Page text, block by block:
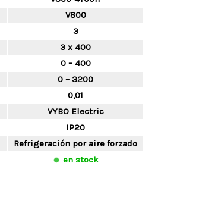
V800
3
3 x 400
0 – 400
0 – 3200
0,01
VYBO Electric
IP20
Refrigeración por aire forzado
en stock